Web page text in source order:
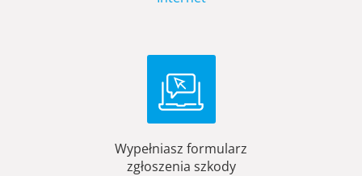
Wypełniasz formularz
zgłoszenia szkody